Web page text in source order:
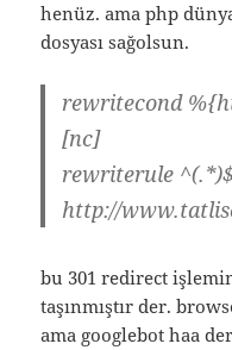
henüz. ama php
dosyası sağolsun.
rewritecond
[nc]
rewriterule
http://
bu 301 redirect
taşınmıştır der.
ama googlebot haa